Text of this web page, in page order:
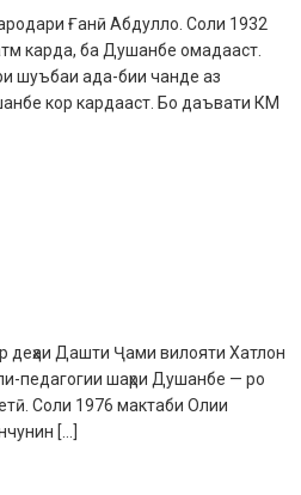
Ғанӣ Абдулло. Соли 1932
карда, ба Душанбе омадааст.
шуъбаи ада-бии чанде аз
кор кардааст. Бо даъвати КМ
Дашти Ҷами вилояти Хатлон
педагогии шаҳри Душанбе — ро
Соли 1976 мактаби Олии
[…]